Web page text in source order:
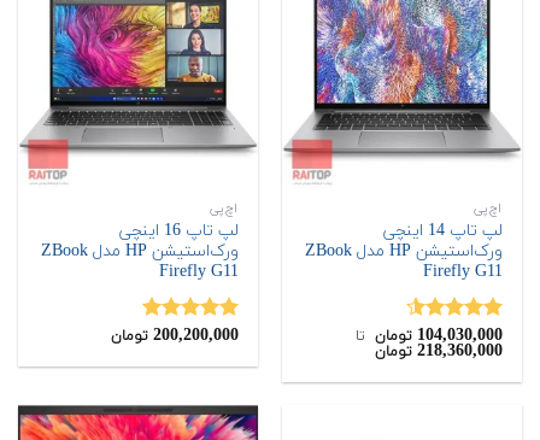
اچ‌پی
لپ تاپ 14 اینچی
ورک‌استیشن HP مدل ZBook
Firefly G11
نمره4.50
از 5
104,030,000 تومان ‌ تا ‌
218,360,000 تومان
اچ‌پی
لپ تاپ 16 اینچی
ورک‌استیشن HP مدل ZBook
Firefly G11
نمره5.00
200,200,000 تومان